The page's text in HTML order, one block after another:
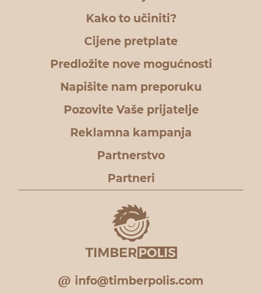
Kako to učiniti?
Cijene pretplate
Predložite nove mogućnosti
Napišite nam preporuku
Pozovite Vaše prijatelje
Reklamna kampanja
Partnerstvo
Partneri
info@timberpolis.com